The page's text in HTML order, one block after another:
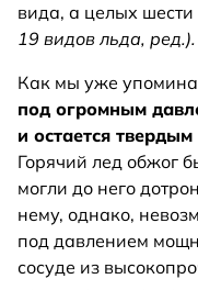
вида, а целых шести
19 видов льда, ред.).
Как мы уже
под огромным
и остается
Горячий лед обжог
могли до него
нему, однако,
под давлением
сосуде из